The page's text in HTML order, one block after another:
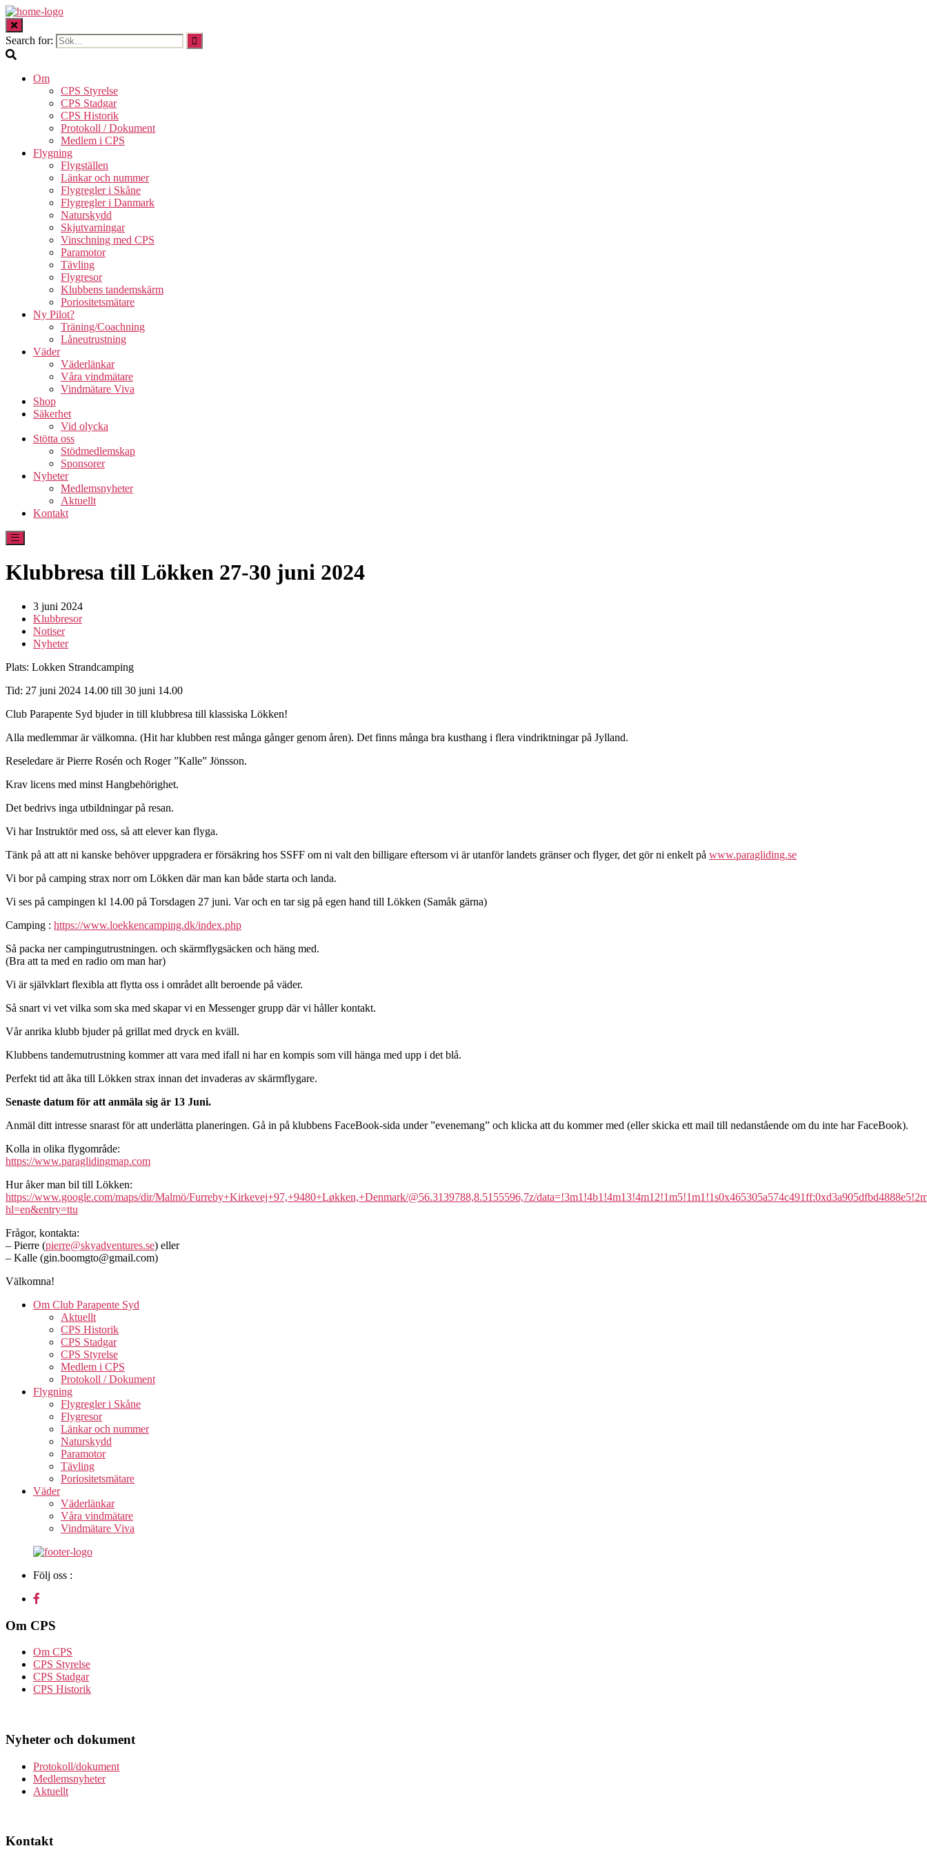
Search for:
Om
CPS Styrelse
CPS Stadgar
CPS Historik
Protokoll / Dokument
Medlem i CPS
Flygning
Flygställen
Länkar och nummer
Flygregler i Skåne
Flygregler i Danmark
Naturskydd
Skjutvarningar
Vinschning med CPS
Paramotor
Tävling
Flygresor
Klubbens tandemskärm
Poriositetsmätare
Ny Pilot?
Träning/Coachning
Låneutrustning
Väder
Väderlänkar
Våra vindmätare
Vindmätare Viva
Shop
Säkerhet
Vid olycka
Stötta oss
Stödmedlemskap
Sponsorer
Nyheter
Medlemsnyheter
Aktuellt
Kontakt
Klubbresa till Lökken 27-30 juni 2024
3 juni 2024
Klubbresor
Notiser
Nyheter
Plats: Lokken Strandcamping
Tid: 27 juni 2024 14.00 till 30 juni 14.00
Club Parapente Syd bjuder in till klubbresa till klassiska Lökken!
Alla medlemmar är välkomna. (Hit har klubben rest många gånger genom åren). Det finns många bra kusthang i flera vindriktningar på Jylland.
Reseledare är Pierre Rosén och Roger ”Kalle” Jönsson.
Krav licens med minst Hangbehörighet.
Det bedrivs inga utbildningar på resan.
Vi har Instruktör med oss, så att elever kan flyga.
Tänk på att att ni kanske behöver uppgradera er försäkring hos SSFF om ni valt den billigare eftersom vi är utanför landets gränser och flyger, det gör ni enkelt på www.paragliding.se
Vi bor på camping strax norr om Lökken där man kan både starta och landa.
Vi ses på campingen kl 14.00 på Torsdagen 27 juni. Var och en tar sig på egen hand till Lökken (Samåk gärna)
Camping : https://www.loekkencamping.dk/index.php
Så packa ner campingutrustningen. och skärmflygsäcken och häng med.
(Bra att ta med en radio om man har)
Vi är självklart flexibla att flytta oss i området allt beroende på väder.
Så snart vi vet vilka som ska med skapar vi en Messenger grupp där vi håller kontakt.
Vår anrika klubb bjuder på grillat med dryck en kväll.
Klubbens tandemutrustning kommer att vara med ifall ni har en kompis som vill hänga med upp i det blå.
Perfekt tid att åka till Lökken strax innan det invaderas av skärmflygare.
Senaste datum för att anmäla sig är 13 Juni.
Anmäl ditt intresse snarast för att underlätta planeringen. Gå in på klubbens FaceBook-sida under ”evenemang” och klicka att du kommer med (eller skicka ett mail till nedanstående om du inte har FaceBook).
Kolla in olika flygområde:
https://www.paraglidingmap.com
Hur åker man bil till Lökken:
https://www.google.com/maps/dir/Malmö/Furreby+Kirkevej+97,+9480+Løkken,+Denmark/@56.3139788,8.5155596,7z/
hl=en&entry=ttu
Frågor, kontakta:
– Pierre (pierre@skyadventures.se) eller
– Kalle (gin.boomgto@gmail.com)
Välkomna!
Om Club Parapente Syd
Aktuellt
CPS Historik
CPS Stadgar
CPS Styrelse
Medlem i CPS
Protokoll / Dokument
Flygning
Flygregler i Skåne
Flygresor
Länkar och nummer
Naturskydd
Paramotor
Tävling
Poriositetsmätare
Väder
Väderlänkar
Våra vindmätare
Vindmätare Viva
Följ oss :
Om CPS
Om CPS
CPS Styrelse
CPS Stadgar
CPS Historik
Nyheter och dokument
Protokoll/dokument
Medlemsnyheter
Aktuellt
Kontakt